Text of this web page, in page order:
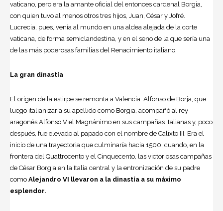
vaticano, pero era la amante oficial del entonces cardenal Borgia,
con quien tuvo al menos otros tres hijos, Juan, César y Jofré.
Lucrecia, pues, venía al mundo en una aldea alejada de la corte
vaticana, de forma semiclandestina, y en el seno de la que sería una
de las más poderosas familias del Renacimiento italiano.
La gran dinastía
El origen de la estirpe se remonta a Valencia. Alfonso de Borja, que
luego italianizaría su apellido como Borgia, acompañó al rey
aragonés Alfonso V el Magnánimo en sus campañas italianas y, poco
después, fue elevado al papado con el nombre de Calixto III. Era el
inicio de una trayectoria que culminaría hacia 1500, cuando, en la
frontera del Quattrocento y el Cinquecento, las victoriosas campañas
de César Borgia en la Italia central y la entronización de su padre
como Alejandro VI llevaron a la di­nastía a su máximo
esplendor.